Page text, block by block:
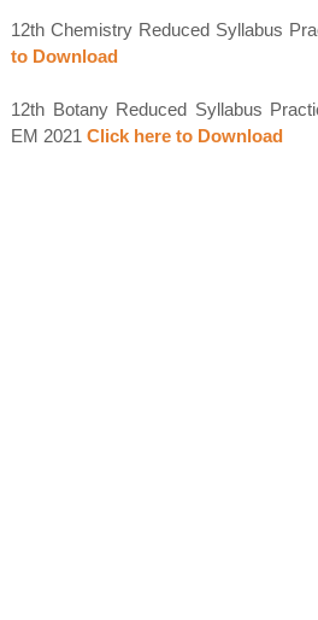
12th Chemistry Reduced Syllabus
to Download
12th Botany Reduced Syllabus
EM 2021 Click here to Download